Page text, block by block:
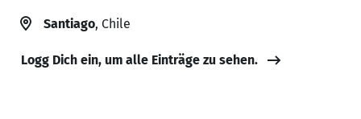
Santiago, Chile
Logg Dich ein, um alle Einträge zu sehen.